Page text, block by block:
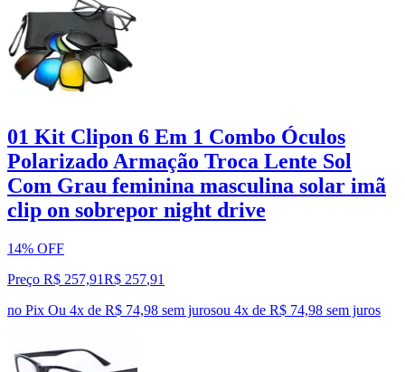
01 Kit Clipon 6 Em 1 Combo Óculos
Polarizado Armação Troca Lente Sol
Com Grau feminina masculina solar imã
clip on sobrepor night drive
14% OFF
Preço R$ 257,91R$ 257,91
no Pix Ou 4x de R$ 74,98 sem jurosou 4x de R$ 74,98 sem juros